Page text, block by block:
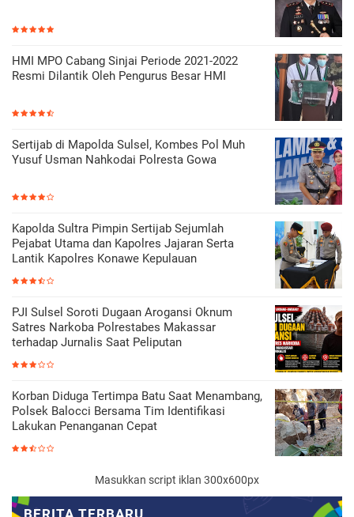
HMI MPO Cabang Sinjai Periode 2021-2022
Resmi Dilantik Oleh Pengurus Besar HMI
Sertijab di Mapolda Sulsel, Kombes Pol Muh
Yusuf Usman Nahkodai Polresta Gowa
Kapolda Sultra Pimpin Sertijab Sejumlah
Pejabat Utama dan Kapolres Jajaran Serta
Lantik Kapolres Konawe Kepulauan
PJI Sulsel Soroti Dugaan Arogansi Oknum
Satres Narkoba Polrestabes Makassar
terhadap Jurnalis Saat Peliputan
Korban Diduga Tertimpa Batu Saat Menambang,
Polsek Balocci Bersama Tim Identifikasi
Lakukan Penanganan Cepat
Masukkan script iklan 300x600px